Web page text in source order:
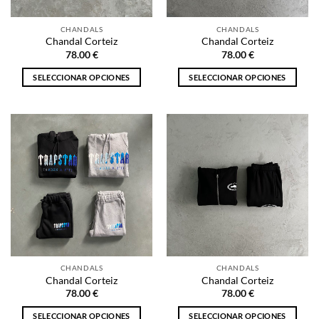
en
la
página
de
en
la
página
de
CHANDALS
Chandal Corteiz
78.00€
SELECCIONAR OPCIONES
tiene
múltiples
variantes.
Las
opciones
pueden
elegir
en
la
página
de
CHANDALS
Chandal Corteiz
78.00€
SELECCIONAR OPCIONES
tiene
variantes.
Las
se
pueden
elegir
en
la
página
de
CHANDALS
Chandal Corteiz
78.00€
SELECCIONAR OPCIONES
CHANDALS
Chandal Corteiz
78.00€
SELECCIONAR OPCIONES